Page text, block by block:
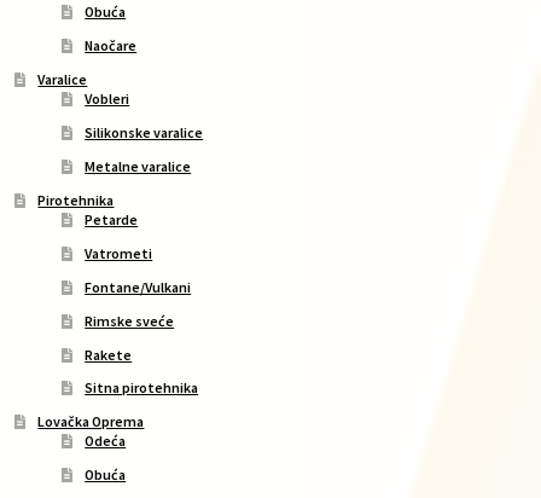
Obuća
Naočare
Varalice
Vobleri
Silikonske varalice
Metalne varalice
Pirotehnika
Petarde
Vatrometi
Fontane/Vulkani
Rimske sveće
Rakete
Sitna pirotehnika
Lovačka Oprema
Odeća
Obuća